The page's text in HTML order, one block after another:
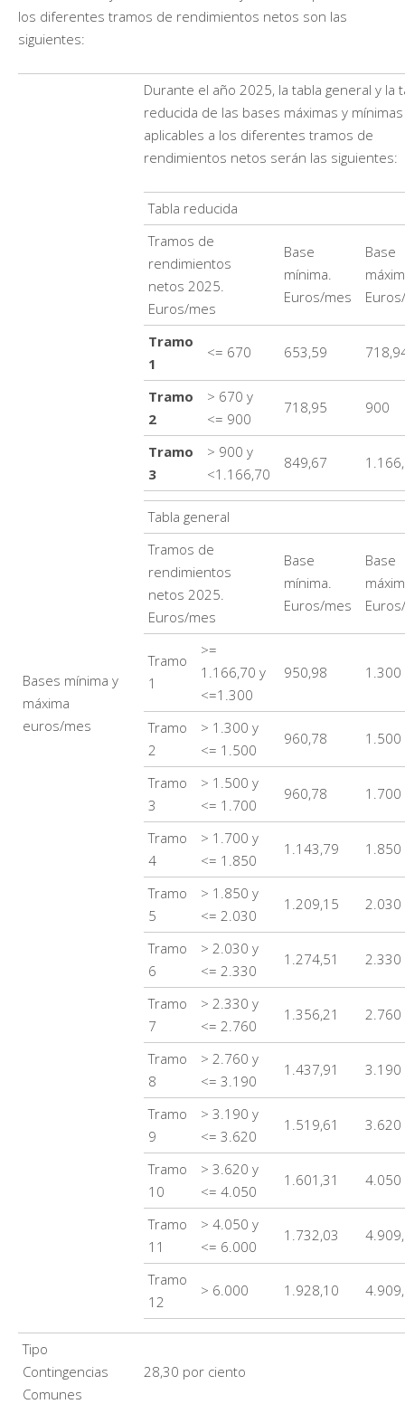
los diferentes tramos de rendimientos netos son las
siguientes:
Bases mínima y
máxima
euros/mes
Durante el año 2025, la tabla general y la
reducida de las bases máximas y mínimas
aplicables a los diferentes tramos de
rendimientos netos serán las siguientes:
Tabla reducida
Tramos de
rendimientos
netos 2025.
Euros/mes
Base
mínima.
Euros/mes
Base
Tramo
1
<= 670 653,59
Tramo
2
> 670 y
<= 900
718,95 900
Tramo
3
> 900 y
<1.166,70
849,67
Tabla general
Tramos de
rendimientos
netos 2025.
Euros/mes
Base
mínima.
Euros/mes
Base
Tramo
1
>=
1.166,70 y
<=1.300
950,98 1.300
Tramo
2
> 1.300 y
<= 1.500
960,78 1.500
Tramo
3
> 1.500 y
<= 1.700
960,78 1.700
Tramo
4
> 1.700 y
<= 1.850
1.143,79 1.850
Tramo
5
> 1.850 y
<= 2.030
1.209,15 2.030
Tramo
6
> 2.030 y
<= 2.330
1.274,51 2.330
Tramo
7
> 2.330 y
<= 2.760
1.356,21 2.760
Tramo
8
> 2.760 y
<= 3.190
1.437,91 3.190
Tramo
9
> 3.190 y
<= 3.620
1.519,61 3.620
Tramo
10
> 3.620 y
<= 4.050
1.601,31 4.050
Tramo
11
> 4.050 y
<= 6.000
1.732,03
Tramo
12
> 6.000 1.928,10
Tipo
Contingencias
Comunes
28,30 por ciento